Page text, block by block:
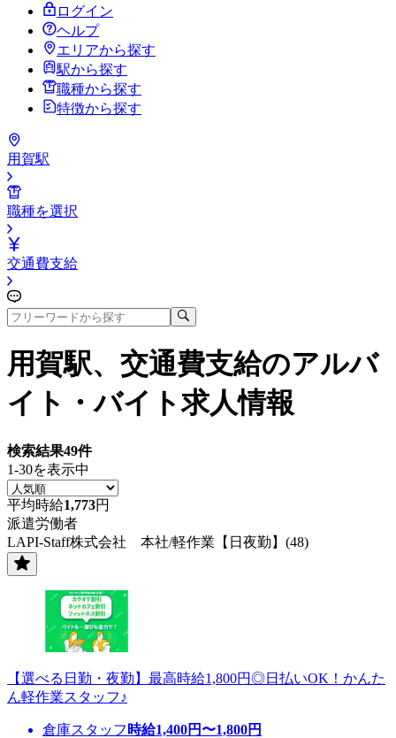
ログイン
ヘルプ
エリアから探す
駅から探す
職種から探す
特徴から探す
用賀駅
職種を選択
交通費支給
用賀駅、交通費支給のアルバ
イト・バイト求人情報
検索結果49件
1-30を表示中
平均時給1,773円
派遣労働者
LAPI-Staff株式会社 本社/軽作業【日夜勤】(48)
【選べる日勤・夜勤】最高時給1,800円◎日払いOK！かんた
ん軽作業スタッフ♪
倉庫スタッフ 時給1,400円〜1,800円